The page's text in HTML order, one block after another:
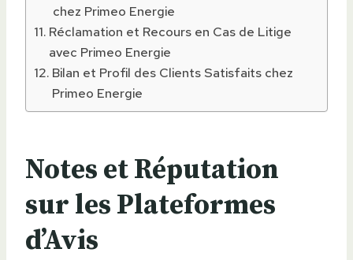
chez Primeo Energie
Réclamation et Recours en Cas de Litige
avec Primeo Energie
Bilan et Profil des Clients Satisfaits chez
Primeo Energie
Notes et Réputation
sur les Plateformes
d’Avis